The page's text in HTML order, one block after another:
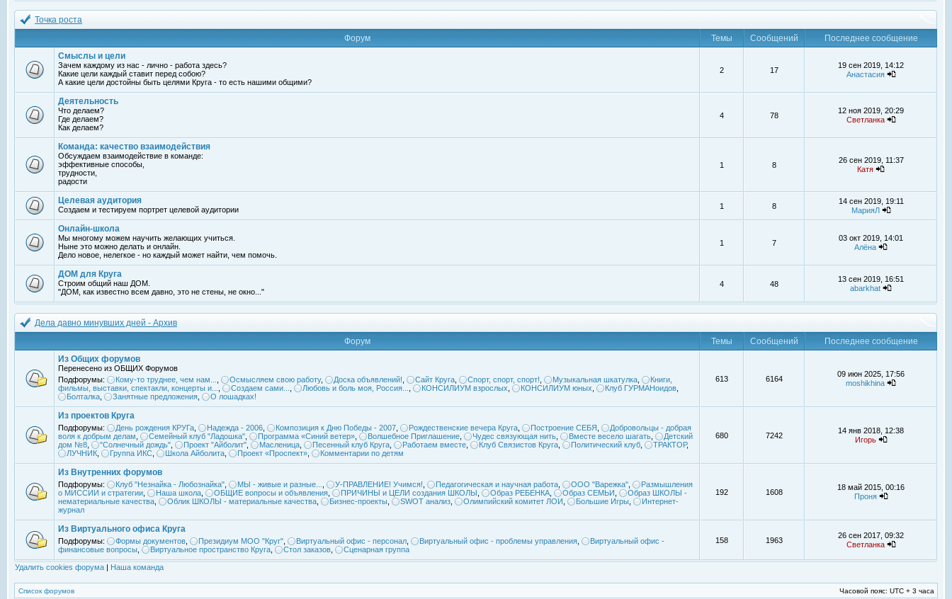
Точка роста
Форум
Темы Сообщений
Последнее сообщение
Смыслы и цели
Зачем каждому из нас - лично - работа здесь?
Какие цели каждый ставит перед собою?
А какие цели достойны быть целями Круга - то есть нашими общими?
2 17
19 сен 2019, 14:12
Анастасия
Деятельность
Что делаем?
Где делаем?
Как делаем?
4 78
12 ноя 2019, 20:29
Светланка
Команда: качество взаимодействия
Обсуждаем взаимодействие в команде:
эффективные способы,
трудности,
радости
1 8
26 сен 2019, 11:37
Катя
Целевая аудитория
Создаем и тестируем портрет целевой аудитории 1 8
14 сен 2019, 19:11
МарияЛ
Онлайн-школа
Мы многому можем научить желающих учиться.
Ныне это можно делать и онлайн.
Дело новое, нелегкое - но каждый может найти, чем помочь.
1 7
03 окт 2019, 14:01
Алёна
ДОМ для Круга
Строим общий наш ДОМ.
"ДОМ, как известно всем давно, это не стены, не окно..."
4 48
13 сен 2019, 16:51
abarkhat
Дела давно минувших дней - Архив
Форум
Темы Сообщений
Последнее сообщение
Из Общих форумов
Перенесено из ОБЩИХ Форумов
Подфорумы:
Кому-то труднее, чем нам... Осмысляем свою работу, Доска объявлений! Сайт Круга Спорт, спорт, спорт! Музыкальная шкатулка
Книги,
фильмы, выставки, спектакли, концерты и...
Создаем сами... Любовь и боль моя, Россия... КОНСИЛИУМ взрослых КОНСИЛИУМ юных Клуб ГУРМАНоидов
Болталка
Занятные предложения О лошадках!
613 6164
09 июн 2025, 17:56
moshikhina
Из проектов Круга
Подфорумы: День рождения КРУГа Надежда - 2006 Композиция к Дню Победы - 2007 Рождественские вечера Круга Построение СЕБЯ
Добровольцы - добрая
воля к добрым делам
Семейный клуб "Ладошка" Программа «Синий ветер» Волшебное Приглашение Чудес связующая нить Вместе весело шагать
Детский
дом №8
"Солнечный дождь" Проект "Айболит" Масленица Песенный клуб Круга Работаем вместе Клуб Связистов Круга Политический клуб ТРАКТОР,
ЛУЧНИК
Группа ИКС Школа Айболита Проект «Проспект» Комментарии по детям
680 7242
14 янв 2018, 12:38
Игорь
Из Внутренних форумов
Подфорумы: Клуб "Незнайка - Любознайка" МЫ - живые и разные... У-ПРАВЛЕНИЕ! Учимся! Педагогическая и научная работа ООО "Варежка"
Размышления
о МИССИИ и стратегии
Наша школа ОБЩИЕ вопросы и объявления ПРИЧИНЫ и ЦЕЛИ создания ШКОЛЫ Образ РЕБЕНКА Образ СЕМЬИ
Образ ШКОЛЫ -
нематериальные качества
Облик ШКОЛЫ - материальные качества Бизнес-проекты SWOT анализ Олимпийский комитет ЛОИ Большие Игры
Интернет-
журнал
192 1608
18 май 2015, 00:16
Проня
Из Виртуального офиса Круга
Подфорумы: Формы документов Президиум МОО "Круг" Виртуальный офис - персонал Виртуальный офис - проблемы управления
Виртуальный офис -
финансовые вопросы
Виртуальное пространство Круга Стол заказов Сценарная группа
158 1963
26 сен 2017, 09:32
Светланка
Удалить cookies форума | Наша команда
Список форумов Часовой пояс: UTC + 3 часа